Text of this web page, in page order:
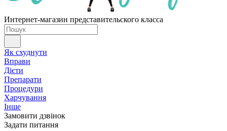
Интернет-магазин представительского класса
Як схуднути
Вправи
Дієти
Препарати
Процедури
Харчування
Інше
Замовити дзвінок
Задати питання